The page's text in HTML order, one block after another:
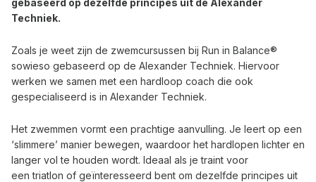
gebaseerd op dezelfde principes uit de Alexander
Techniek.
Zoals je weet zijn de zwemcursussen bij Run in Balance®
sowieso gebaseerd op de Alexander Techniek. Hiervoor
werken we samen met een hardloop coach die ook
gespecialiseerd is in Alexander Techniek.
Het zwemmen vormt een prachtige aanvulling. Je leert op een
‘slimmere’ manier bewegen, waardoor het hardlopen lichter en
langer vol te houden wordt. Ideaal als je traint voor
eentriatlon of geïnteresseerd bent om dezelfde principes uit